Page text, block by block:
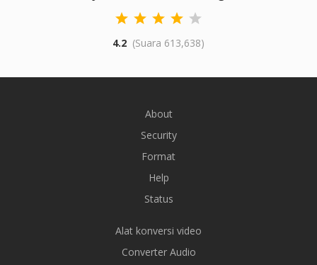
4.2 (Suara 613,638)
About
Security
Format
Help
Status
Alat konversi video
Converter Audio